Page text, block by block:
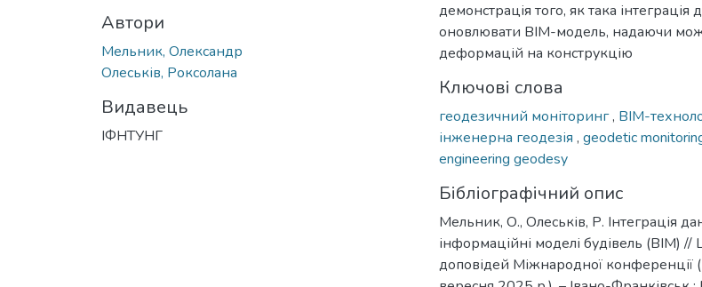
Автори
Мельник, Олександр
Олеськів, Роксолана
Видавець
ІФНТУНГ
демонстрація того, як така інтеграція
оновлювати BIM-модель, надаючи
деформацій на конструкцію
Ключові слова
геодезичний моніторинг, BIM-
інженерна геодезія , geodetic
engineering geodesy
Бібліографічний опис
Мельник, О., Олеськів, Р. Інтеграція
інформаційні моделі будівель (BIM)
доповідей Міжнародної конференції